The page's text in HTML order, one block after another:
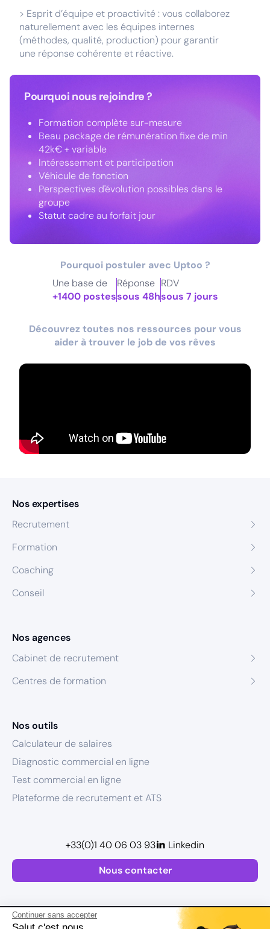
Continuer sans accepter
> Esprit d’équipe et proactivité : vous collaborez
naturellement avec les équipes internes
(méthodes, qualité, production) pour garantir
une réponse cohérente et réactive.
Pourquoi nous rejoindre ?
Formation complète sur-mesure
Beau package de rémunération fixe de min
42k€ + variable
Intéressement et participation
Véhicule de fonction
Perspectives d'évolution possibles dans le
groupe
Statut cadre au forfait jour
Pourquoi postuler avec Uptoo ?
Une base de
+1400 postes
Réponse
sous 48h
RDV
sous 7 jours
Découvrez toutes nos ressources pour vous
aider à trouver le job de vos rêves
Nos expertises
Recrutement
Formation
Coaching
Conseil
Nos agences
Cabinet de recrutement
Centres de formation
Nos outils
Calculateur de salaires
Diagnostic commercial en ligne
Test commercial en ligne
Plateforme de recrutement et ATS
Nous contacter
+33(0)1 40 06 03 93 Linkedin